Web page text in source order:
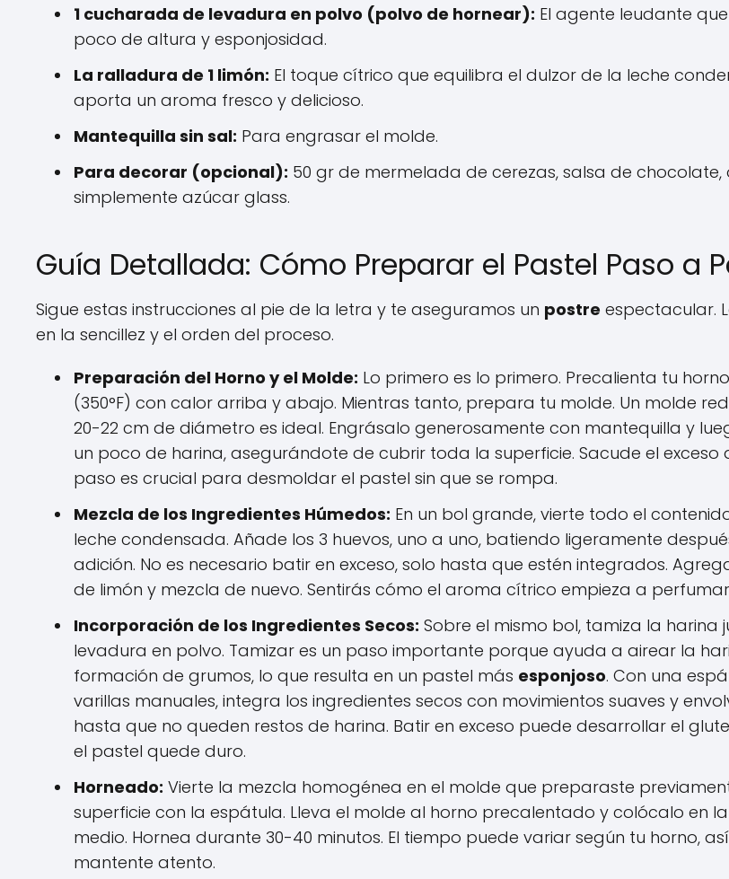
1 cucharada de levadura en polvo (polvo de hornear): El agente leudante
poco de altura y esponjosidad.
La ralladura de 1 limón: El toque cítrico que equilibra el dulzor de la leche
aporta un aroma fresco y delicioso.
Mantequilla sin sal: Para engrasar el molde.
Para decorar (opcional): 50 gr de mermelada de cerezas, salsa de chocolate,
simplemente azúcar glass.
Guía Detallada: Cómo Preparar el Pastel Paso a
Sigue estas instrucciones al pie de la letra y te aseguramos un postre espectacular.
en la sencillez y el orden del proceso.
Preparación del Horno y el Molde: Lo primero es lo primero. Precalienta tu horno
(350°F) con calor arriba y abajo. Mientras tanto, prepara tu molde. Un molde
20-22 cm de diámetro es ideal. Engrásalo generosamente con mantequilla y
un poco de harina, asegurándote de cubrir toda la superficie. Sacude el exceso
paso es crucial para desmoldar el pastel sin que se rompa.
Mezcla de los Ingredientes Húmedos: En un bol grande, vierte todo el
leche condensada. Añade los 3 huevos, uno a uno, batiendo ligeramente
adición. No es necesario batir en exceso, solo hasta que estén integrados.
de limón y mezcla de nuevo. Sentirás cómo el aroma cítrico empieza a
Incorporación de los Ingredientes Secos: Sobre el mismo bol, tamiza la harina
levadura en polvo. Tamizar es un paso importante porque ayuda a airear la
formación de grumos, lo que resulta en un pastel más esponjoso. Con una
varillas manuales, integra los ingredientes secos con movimientos suaves y
hasta que no queden restos de harina. Batir en exceso puede desarrollar el
el pastel quede duro.
Horneado: Vierte la mezcla homogénea en el molde que preparaste
superficie con la espátula. Lleva el molde al horno precalentado y colócalo en
medio. Hornea durante 30-40 minutos. El tiempo puede variar según tu horno,
mantente atento.